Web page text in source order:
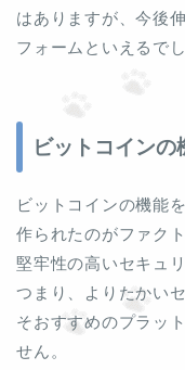
はありますが、今後
フォームといえるでし
ビットコインの
ビットコインの機能
作られたのがファク
堅牢性の高いセキュ
つまり、よりたかい
そおすすめのプラッ
せん。